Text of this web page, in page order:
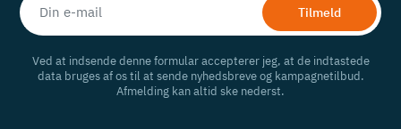
Tilmeld
Ved at indsende denne formular accepterer jeg, at de indtastede
data bruges af os til at sende nyhedsbreve og kampagnetilbud.
Afmelding kan altid ske nederst.